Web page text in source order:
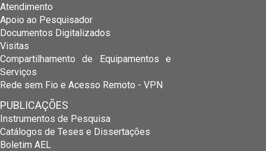
Atendimento
Apoio ao Pesquisador
Documentos Digitalizados
Visitas
Compartilhamento de Equipamentos e
Serviços
Rede sem Fio e Acesso Remoto - VPN
PUBLICAÇÕES
Instrumentos de Pesquisa
Catálogos de Teses e Dissertações
Boletim AEL